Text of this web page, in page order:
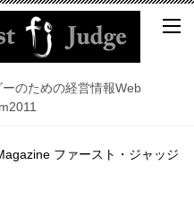
のための経営情報Web
ファースト・ジャッジ